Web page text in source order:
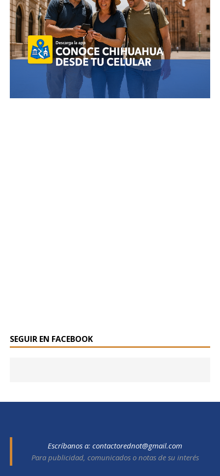
SEGUIR EN FACEBOOK
Escríbanos a: contactorednot@gmail.com
Para publicidad, comunicados o notas de su interés